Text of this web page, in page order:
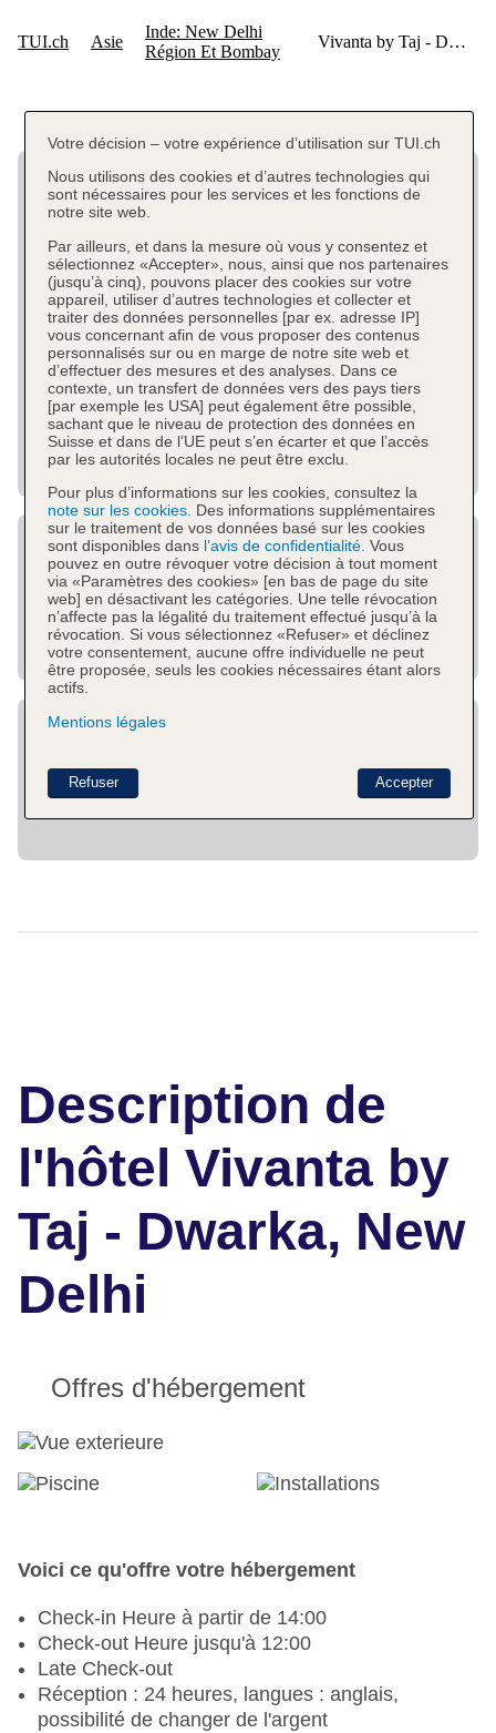
Description de
l'hôtel Vivanta by
Taj - Dwarka, New
Delhi
Offres d'hébergement
Voici ce qu'offre votre hébergement
Check-in Heure à partir de 14:00
Check-out Heure jusqu'à 12:00
Late Check-out
Réception : 24 heures, langues : anglais,
possibilité de changer de l'argent
Votre décision – votre expérience d’utilisation sur TUI.ch
Nous utilisons des cookies et d’autres technologies qui
sont nécessaires pour les services et les fonctions de
notre site web.
Par ailleurs, et dans la mesure où vous y consentez et
sélectionnez «Accepter», nous, ainsi que nos partenaires
(jusqu’à cinq), pouvons placer des cookies sur votre
appareil, utiliser d’autres technologies et collecter et
traiter des données personnelles [par ex. adresse IP]
vous concernant afin de vous proposer des contenus
personnalisés sur ou en marge de notre site web et
d’effectuer des mesures et des analyses. Dans ce
contexte, un transfert de données vers des pays tiers
[par exemple les USA] peut également être possible,
sachant que le niveau de protection des données en
Suisse et dans de l’UE peut s’en écarter et que l’accès
par les autorités locales ne peut être exclu.
Pour plus d’informations sur les cookies, consultez la
note sur les cookies. Des informations supplémentaires
sur le traitement de vos données basé sur les cookies
sont disponibles dans l’avis de confidentialité. Vous
pouvez en outre révoquer votre décision à tout moment
via «Paramètres des cookies» [en bas de page du site
web] en désactivant les catégories. Une telle révocation
n’affecte pas la légalité du traitement effectué jusqu’à la
révocation. Si vous sélectionnez «Refuser» et déclinez
votre consentement, aucune offre individuelle ne peut
être proposée, seuls les cookies nécessaires étant alors
actifs.
Mentions légales
Accepter
Refuser